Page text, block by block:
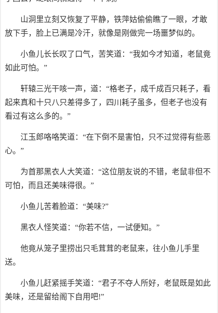
山洞里立刻又恢复了平静，铁萍姑偷偷瞧了一眼，才敢
放下手，脸上已满是冷汗，就像是刚做完一场噩梦似的。
小鱼儿长长叹了口气，苦笑道：“我如今才知道，老鼠竟
如此可怕。”
轩辕三光干咳一声，道：“格老子，成千成百只耗子，看
起来真和十只八只差得多了，四川耗子虽多，但老子也没有
看过有这么多的。”
江玉郎咯咯笑道：“在下倒不是害怕，只不过觉得有些恶
心。”
为首那黑衣人大笑道：“这位朋友说的不错，老鼠非但不
可怕，而且还美味得很。”
小鱼儿苦着脸道：“美味?”
黑衣人怪笑道：“你若不信，一试便知。”
他竟从笼子里捞出只毛茸茸的老鼠来，往小鱼儿手里
送。
小鱼儿赶紧摇手笑道：“君子不夺人所好，老鼠既是如此
美味，还是留给阁下自用吧!”